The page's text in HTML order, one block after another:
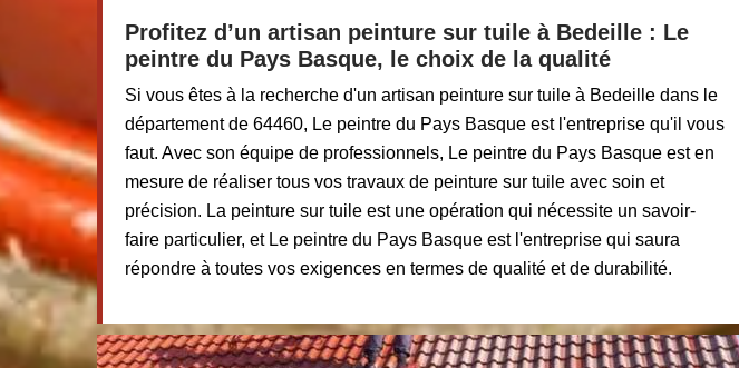
Profitez d’un artisan peinture sur tuile à Bedeille : Le
peintre du Pays Basque, le choix de la qualité
Si vous êtes à la recherche d'un artisan peinture sur tuile à Bedeille dans le
département de 64460, Le peintre du Pays Basque est l'entreprise qu'il vous
faut. Avec son équipe de professionnels, Le peintre du Pays Basque est en
mesure de réaliser tous vos travaux de peinture sur tuile avec soin et
précision. La peinture sur tuile est une opération qui nécessite un savoir-
faire particulier, et Le peintre du Pays Basque est l'entreprise qui saura
répondre à toutes vos exigences en termes de qualité et de durabilité.